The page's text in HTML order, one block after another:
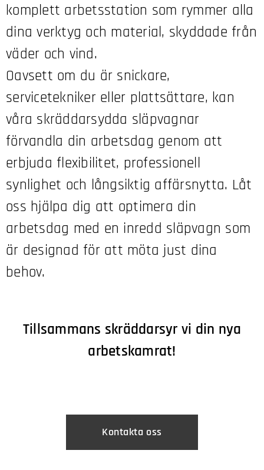
komplett arbetsstation som rymmer alla
dina verktyg och material, skyddade från
väder och vind.
Oavsett om du är snickare,
servicetekniker eller plattsättare, kan
våra skräddarsydda släpvagnar
förvandla din arbetsdag genom att
erbjuda flexibilitet, professionell
synlighet och långsiktig affärsnytta. Låt
oss hjälpa dig att optimera din
arbetsdag med en inredd släpvagn som
är designad för att möta just dina
behov.
Tillsammans skräddarsyr vi din nya
arbetskamrat!
Kontakta oss